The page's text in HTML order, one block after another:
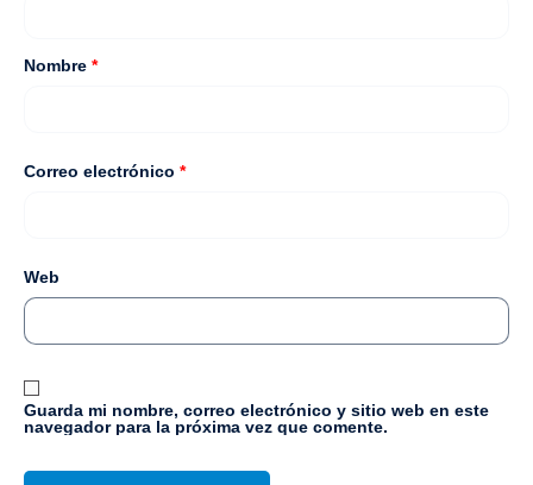
Nombre *
Correo electrónico *
Web
Guarda mi nombre, correo electrónico y sitio web en este
navegador para la próxima vez que comente.